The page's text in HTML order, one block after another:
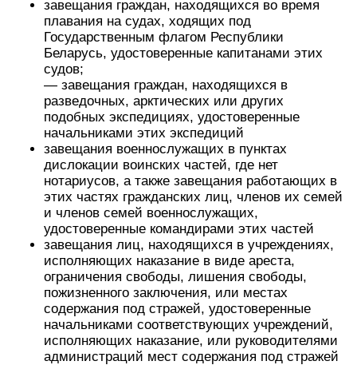
завещания граждан, находящихся во время
плавания на судах, ходящих под
Государственным флагом Республики
Беларусь, удостоверенные капитанами этих
судов;
— завещания граждан, находящихся в
разведочных, арктических или других
подобных экспедициях, удостоверенные
начальниками этих экспедиций
завещания военнослужащих в пунктах
дислокации воинских частей, где нет
нотариусов, а также завещания работающих в
этих частях гражданских лиц, членов их семей
и членов семей военнослужащих,
удостоверенные командирами этих частей
завещания лиц, находящихся в учреждениях,
исполняющих наказание в виде ареста,
ограничения свободы, лишения свободы,
пожизненного заключения, или местах
содержания под стражей, удостоверенные
начальниками соответствующих учреждений,
исполняющих наказание, или руководителями
администраций мест содержания под стражей